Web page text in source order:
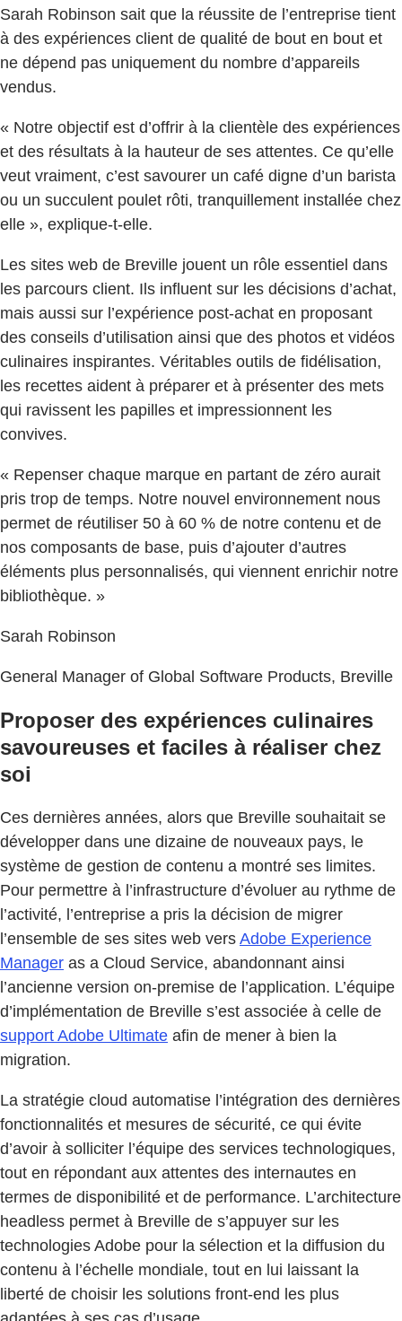
Sarah Robinson sait que la réussite de l’entreprise tient
à des expériences client de qualité de bout en bout et
ne dépend pas uniquement du nombre d’appareils
vendus.
« Notre objectif est d’offrir à la clientèle des expériences
et des résultats à la hauteur de ses attentes. Ce qu’elle
veut vraiment, c’est savourer un café digne d’un barista
ou un succulent poulet rôti, tranquillement installée chez
elle », explique-t-elle.
Les sites web de Breville jouent un rôle essentiel dans
les parcours client. Ils influent sur les décisions d’achat,
mais aussi sur l’expérience post-achat en proposant
des conseils d’utilisation ainsi que des photos et vidéos
culinaires inspirantes. Véritables outils de fidélisation,
les recettes aident à préparer et à présenter des mets
qui ravissent les papilles et impressionnent les
convives.
« Repenser chaque marque en partant de zéro aurait
pris trop de temps. Notre nouvel environnement nous
permet de réutiliser 50 à 60 % de notre contenu et de
nos composants de base, puis d’ajouter d’autres
éléments plus personnalisés, qui viennent enrichir notre
bibliothèque. »
Sarah Robinson
General Manager of Global Software Products, Breville
Proposer des expériences culinaires
savoureuses et faciles à réaliser chez
soi
Ces dernières années, alors que Breville souhaitait se
développer dans une dizaine de nouveaux pays, le
système de gestion de contenu a montré ses limites.
Pour permettre à l’infrastructure d’évoluer au rythme de
l’activité, l’entreprise a pris la décision de migrer
l’ensemble de ses sites web vers Adobe Experience
Manager as a Cloud Service, abandonnant ainsi
l’ancienne version on-premise de l’application. L’équipe
d’implémentation de Breville s’est associée à celle de
support Adobe Ultimate afin de mener à bien la
migration.
La stratégie cloud automatise l’intégration des dernières
fonctionnalités et mesures de sécurité, ce qui évite
d’avoir à solliciter l’équipe des services technologiques,
tout en répondant aux attentes des internautes en
termes de disponibilité et de performance. L’architecture
headless permet à Breville de s’appuyer sur les
technologies Adobe pour la sélection et la diffusion du
contenu à l’échelle mondiale, tout en lui laissant la
liberté de choisir les solutions front-end les plus